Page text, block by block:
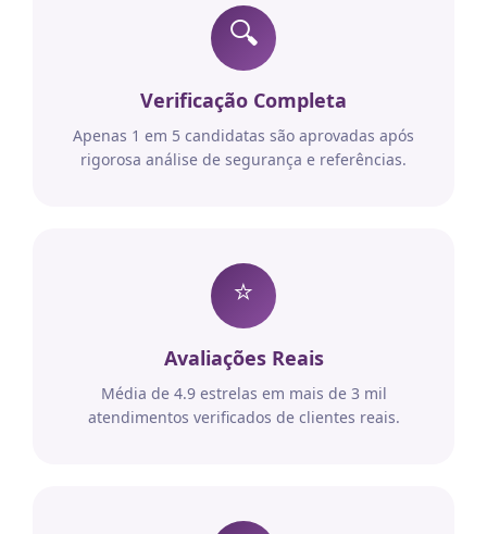
🔍
Verificação Completa
Apenas 1 em 5 candidatas são aprovadas após
rigorosa análise de segurança e referências.
⭐
Avaliações Reais
Média de 4.9 estrelas em mais de 3 mil
atendimentos verificados de clientes reais.